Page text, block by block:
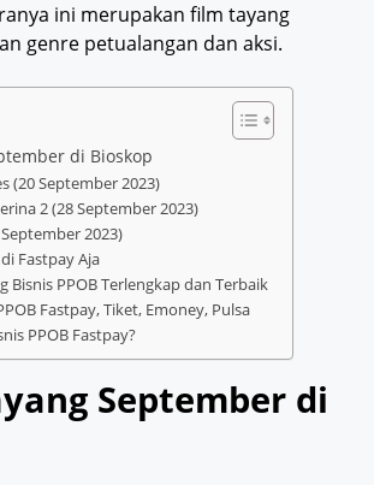
ini merupakan film tayang
genre petualangan dan aksi.
di Bioskop
(20 September 2023)
2 (28 September 2023)
2023)
Fastpay Aja
Bisnis PPOB Terlengkap dan Terbaik
Fastpay, Tiket, Emoney, Pulsa
PPOB Fastpay?
September di